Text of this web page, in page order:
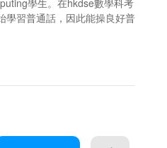
學生。在hkdse數學科考
學習普通話，因此能操良好普